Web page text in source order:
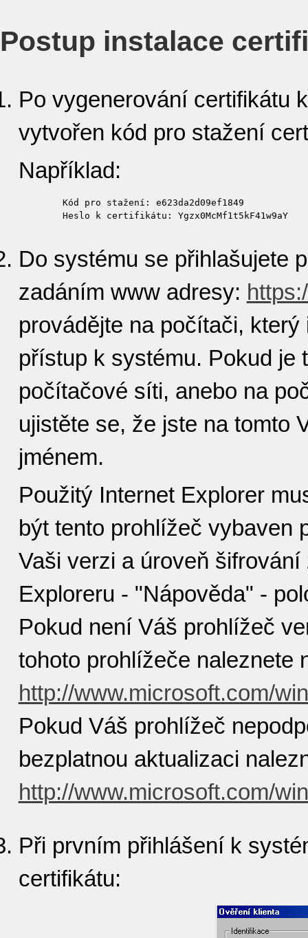
Postup instalace
Po vygenerování certifikátu
vytvořen kód pro stažení
Například:
	Heslo k certifikátu: Ygzx0McMf1t5kF41w9aY
Do systému se přihlašujete
zadáním www adresy:
provádějte na počítači,
přístup k systému. Pokud je
počítačové síti, anebo na
ujistěte se, že jste na tomto
jménem.
Použitý Internet Explorer
být tento prohlížeč vybaven
Vaši verzi a úroveň
Exploreru - "Nápověda" -
Pokud není Váš prohlížeč
tohoto prohlížeče naleznete
http://www.microsoft.com/
Pokud Váš prohlížeč
bezplatnou aktualizaci
http://www.microsoft.com/
Při prvním přihlášení k
certifikátu: